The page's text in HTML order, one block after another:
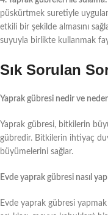
püskürtmek suretiyle
etkili bir şekilde almasını
suyuyla birlikte kullanmak
Sık Sorulan
Yaprak gübresi nedir ve
Yaprak gübresi, bitkilerin
gübredir. Bitkilerin ihtiyaç
büyümelerini sağlar.
Evde yaprak gübresi nasıl
Evde yaprak gübresi